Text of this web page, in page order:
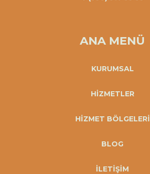
ANA MENÜ
KURUMSAL
HİZMETLER
HİZMET BÖLGELERİ
BLOG
İLETİŞİM